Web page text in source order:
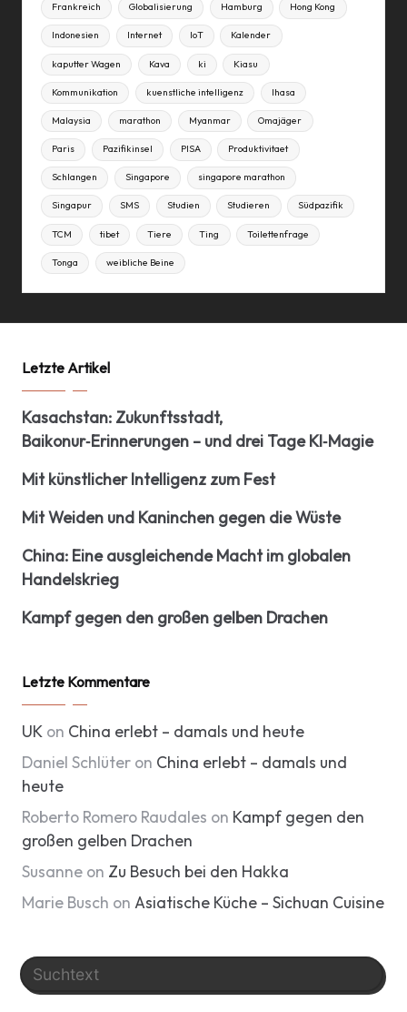
Frankreich Globalisierung Hamburg Hong Kong
Indonesien Internet IoT Kalender
kaputter Wagen Kava ki Kiasu
Kommunikation kuenstliche intelligenz lhasa
Malaysia marathon Myanmar Omajäger
Paris Pazifikinsel PISA Produktivitaet
Schlangen Singapore singapore marathon
Singapur SMS Studien Studieren Südpazifik
TCM tibet Tiere Ting Toilettenfrage
Tonga weibliche Beine
Letzte Artikel
Kasachstan: Zukunftsstadt,
Baikonur‑Erinnerungen – und drei Tage KI‑Magie
Mit künstlicher Intelligenz zum Fest
Mit Weiden und Kaninchen gegen die Wüste
China: Eine ausgleichende Macht im globalen
Handelskrieg
Kampf gegen den großen gelben Drachen
Letzte Kommentare
UK on China erlebt – damals und heute
Daniel Schlüter on China erlebt – damals und
heute
Roberto Romero Raudales on Kampf gegen den
großen gelben Drachen
Susanne on Zu Besuch bei den Hakka
Marie Busch on Asiatische Küche – Sichuan Cuisine
Search